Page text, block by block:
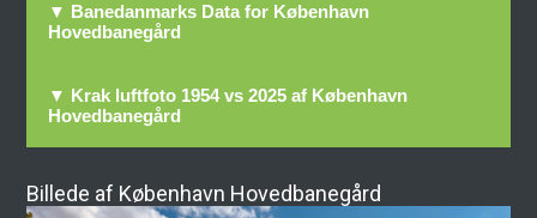
▼ Banedanmarks Data for København
Hovedbanegård
▼ Krak luftfoto 1954 vs 2025 af København
Hovedbanegård
Billede af København Hovedbanegård